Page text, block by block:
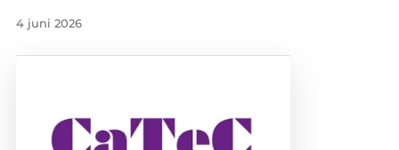
4 juni 2026